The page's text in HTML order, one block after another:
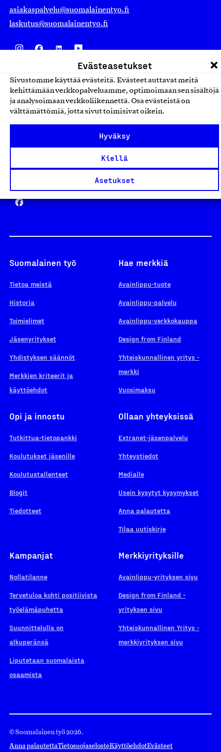
Evästeasetukset
Sivustomme käyttää evästeitä. Evästeet auttavat meitä
kehittämään verkkopalveluamme, optimoimaan sen sisältöjä
ja analysoimaan verkkoliikennettä. Osa evästeistä on
välttämättömiä, jotta sivut toimisivat oikein.
Hyväksy
Kiellä
Asetukset
asiakaspalvelu@suomalainentyo.fi
laskutus@suomalainentyo.fi
Avainlippu
Yhteiskunnallinen Yritys -merkki
Suomalainen työ
Tietoa meistä
Historia
Toimielimet
Jäsenyritykset
Yhdistyksen säännöt
Merkkien kriteerit ja
käyttöehdot
Hae merkkiä
Avainlippu-tuote
Avainlippu-palvelu
Avainlippu-verkkokauppa
Design from Finland
Yhteiskunnallinen yritys -
merkki
Vuosimaksu
Opi ja innostu
Tutkittua-tietopankki
Koulutukset jäsenille
Koulutustallenteet
Blogit
Tiedotteet
Ollaan yhteyksissä
Extranet-jäsenpalvelu
Yhteystiedot
Medialle
Usein kysytyt kysymykset
Anna palautetta
Tilaa uutiskirje
Kampanjat
Nollatilanne
Tervetuloa kohti positiivista
työelämäpuhetta
Suunnittelulla on
alkuperänsä
Liputetaan suomalaista
osaamista
Merkkiyrityksille
Avainlippu-yrityksen sivu
Design from Finland -
yrityksen sivu
Yhteiskunnallinen Yritys -
merkkiyrityksen sivu
© Suomalainen työ 2026.
Anna palautettaTietosuojaselosteKäyttöehdotEvästeet